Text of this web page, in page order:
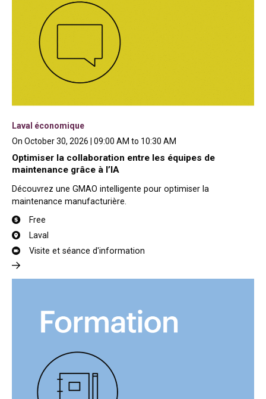
Laval économique
On October 30, 2026 | 09:00 AM to 10:30 AM
Optimiser la collaboration entre les équipes de
maintenance grâce à l’IA
Découvrez une GMAO intelligente pour optimiser la
maintenance manufacturière.
Free
Laval
Visite et séance d'information